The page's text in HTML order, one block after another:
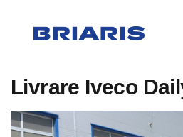
Livrare Iveco